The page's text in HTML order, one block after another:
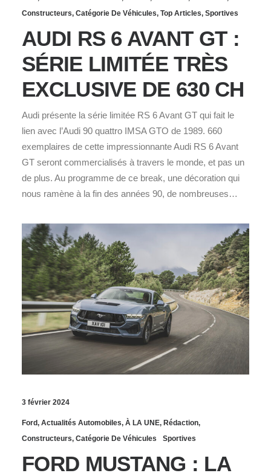
Constructeurs, Catégorie De Véhicules, Top Articles, Sportives
AUDI RS 6 AVANT GT :
SÉRIE LIMITÉE TRÈS
EXCLUSIVE DE 630 CH
Audi présente la série limitée RS 6 Avant GT qui fait le
lien avec l’Audi 90 quattro IMSA GTO de 1989. 660
exemplaires de cette impressionnante Audi RS 6 Avant
GT seront commercialisés à travers le monde, et pas un
de plus. Au programme de ce break, une décoration qui
nous ramène à la fin des années 90, de nombreuses…
3 février 2024
Ford, Actualités Automobiles, À LA UNE, Rédaction,
Constructeurs, Catégorie De Véhicules Sportives
FORD MUSTANG : LA